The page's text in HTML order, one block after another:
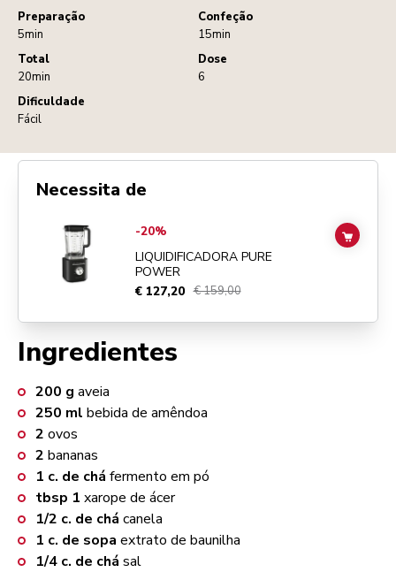
Preparação
5min
Confeção
15min
Total
20min
Dose
6
Dificuldade
Fácil
Ingredientes
200 g aveia
250 ml bebida de amêndoa
2 ovos
2 bananas
1 c. de chá fermento em pó
tbsp 1 xarope de ácer
1/2 c. de chá canela
1 c. de sopa extrato de baunilha
1/4 c. de chá sal
Necessita de
Go toLiquidificadora Pure Power
-20%
LIQUIDIFICADORA PURE
POWER
€ 127,20 € 159,00
ADD